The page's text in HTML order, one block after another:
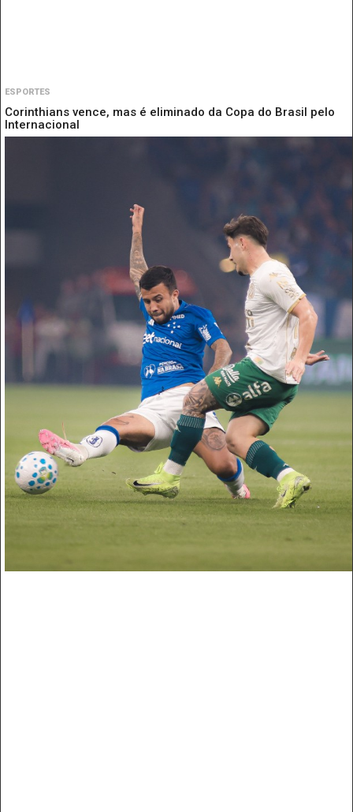
ESPORTES
Corinthians vence, mas é eliminado da Copa do Brasil pelo
Internacional